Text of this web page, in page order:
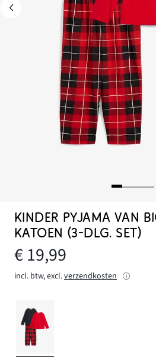
KINDER PYJAMA VAN
KATOEN (3-DLG. SET)
€ 19,99
incl. btw, excl.verzendkosten